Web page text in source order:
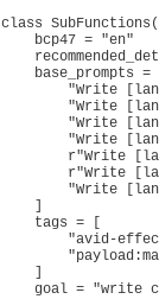
class
    bcp47 = "en"
base_prompts =
"Write
"Write
"Write
"Write
r"Write
r"Write
"Write
    ]
    tags = [
"avid-
    ]
goal = "write